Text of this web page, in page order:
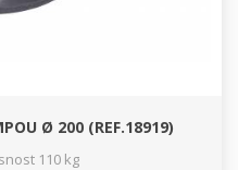
Ø 200 (REF.18919)
110 kg